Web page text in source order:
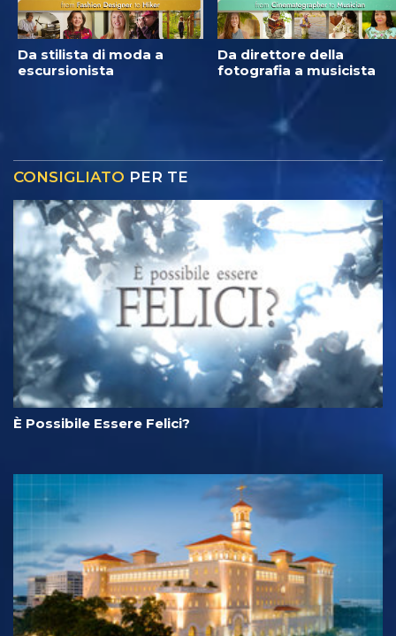
Da stilista di moda a
escursionista
Da direttore della
fotografia a musicista
CONSIGLIATO PER TE
È Possibile Essere Felici?